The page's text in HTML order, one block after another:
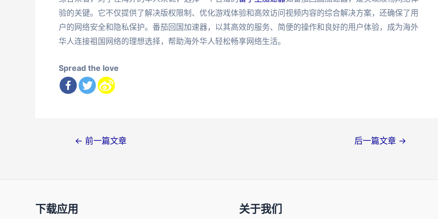
验的关键。它不仅提供了解决版权限制、优化游戏体验和高效访问视频内容的综合解决方案，还确保了用
户的网络安全和隐私保护。番茄回国加速器，以其高效的服务、简便的操作和良好的用户体验，成为海外
华人连接祖国网络的理想选择，帮助海外华人轻松畅享网络生活。
Spread the love
← 前一篇文章 后一篇文章 →
下载应用 关于我们